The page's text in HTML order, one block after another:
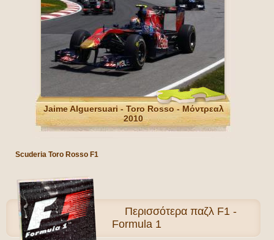
Jaime Alguersuari - Toro Rosso - Μόντρεαλ
2010
Scuderia Toro Rosso F1
Περισσότεραπαζλ F1 -
Formula 1